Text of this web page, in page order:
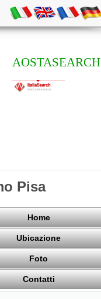
AOSTASEARCH
Pisa
Home
Ubicazione
Foto
Contatti